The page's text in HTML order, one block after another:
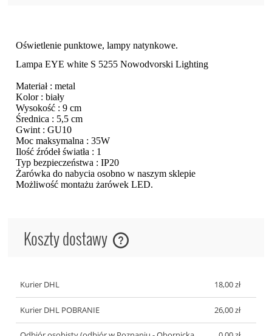
Oświetlenie punktowe, lampy natynkowe.
Lampa EYE white S 5255 Nowodvorski Lighting
Materiał : metal
Kolor : biały
Wysokość : 9 cm
Średnica : 5,5 cm
Gwint : GU10
Moc maksymalna : 35W
Ilość źródeł światła : 1
Typ bezpieczeństwa : IP20
Żarówka do nabycia osobno w naszym sklepie
Możliwość montażu żarówek LED.
Koszty dostawy
Cena nie zawiera ewentualnych kosztów płatności
Kurier DHL 18,00 zł
Kurier DHL POBRANIE 26,00 zł